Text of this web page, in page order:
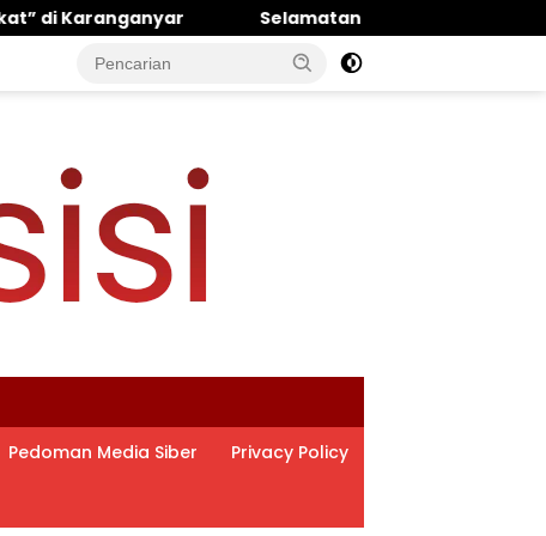
‎Selamatan 40 Hari Meninggalnya Ibunda, Miftakhul Ulum
Pedoman Media Siber Privacy Policy